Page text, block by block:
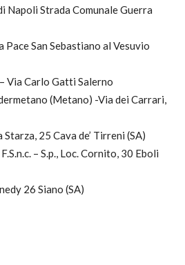
Napoli Strada Comunale Guerra
Pace San Sebastiano al Vesuvio
Via Carlo Gatti Salerno
(Metano) -Via dei Carrari,
25 Cava de’ Tirreni (SA)
– S.p., Loc. Cornito, 30 Eboli
26 Siano (SA)